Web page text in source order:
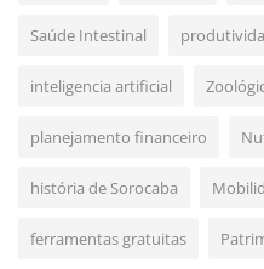
Saúde Intestinal
inteligencia artificial
planejamento financeiro
história de Sorocaba
ferramentas gratuitas